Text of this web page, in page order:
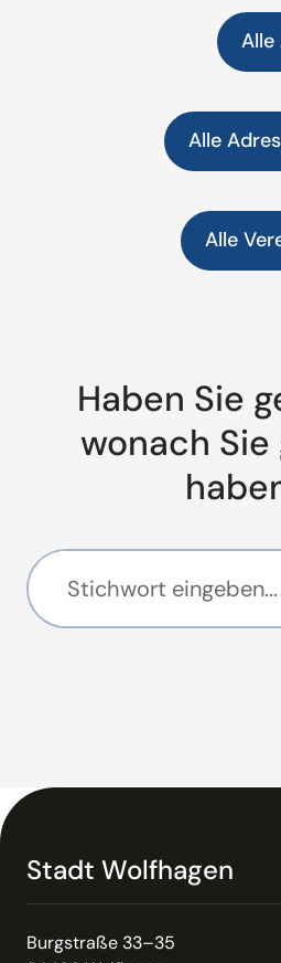
Alle
Alle
Alle
Haben Sie
wonach
Stadt Wolfhagen
Burgstraße 33–35